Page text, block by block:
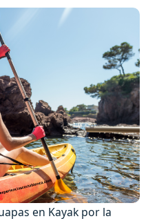
en Kayak por la